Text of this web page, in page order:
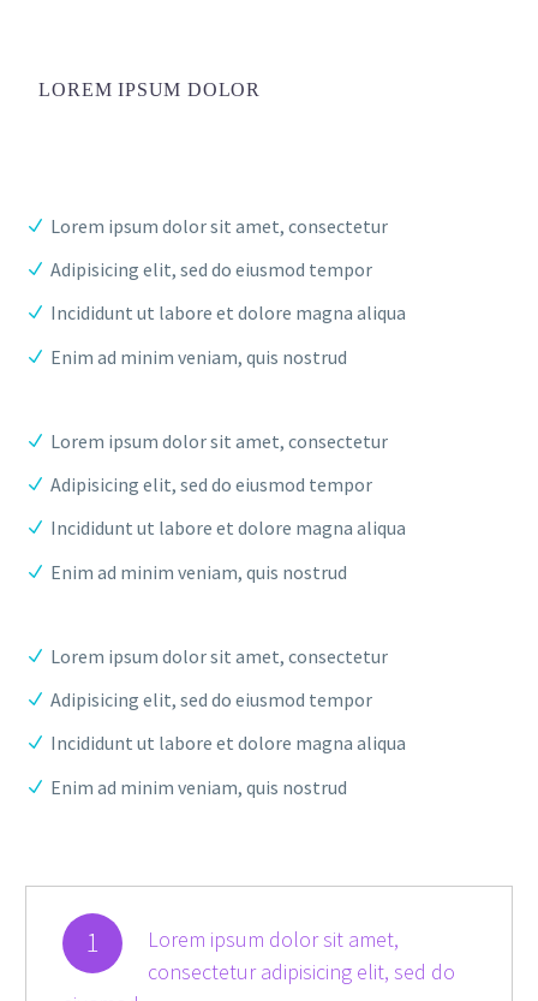
LOREM IPSUM DOLOR
Lorem ipsum dolor sit amet, consectetur
Adipisicing elit, sed do eiusmod tempor
Incididunt ut labore et dolore magna aliqua
Enim ad minim veniam, quis nostrud
Lorem ipsum dolor sit amet, consectetur
Adipisicing elit, sed do eiusmod tempor
Incididunt ut labore et dolore magna aliqua
Enim ad minim veniam, quis nostrud
Lorem ipsum dolor sit amet, consectetur
Adipisicing elit, sed do eiusmod tempor
Incididunt ut labore et dolore magna aliqua
Enim ad minim veniam, quis nostrud
1
Lorem ipsum dolor sit amet,
consectetur adipisicing elit, sed do